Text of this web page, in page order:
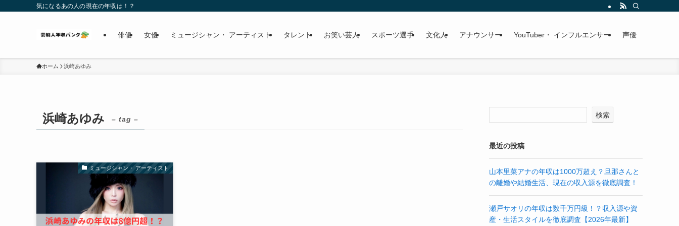
気になるあの人の現在の年収は！？
俳優 女優 ミュージシャン・ アーティスト タレント お笑い芸人 スポーツ選手 文化人 アナウンサー YouTuber・ インフルエンサー 声優
ホーム 浜崎あゆみ
浜崎あゆみ – tag –
ミュージシャン・ アーティスト
検索
最近の投稿
山本里菜アナの年収は1000万超え？旦那さんと
の離婚や結婚生活、現在の収入源を徹底調査！
瀬戸サオリの年収は数千万円級！？収入源や資
産・生活スタイルを徹底調査【2026年最新】